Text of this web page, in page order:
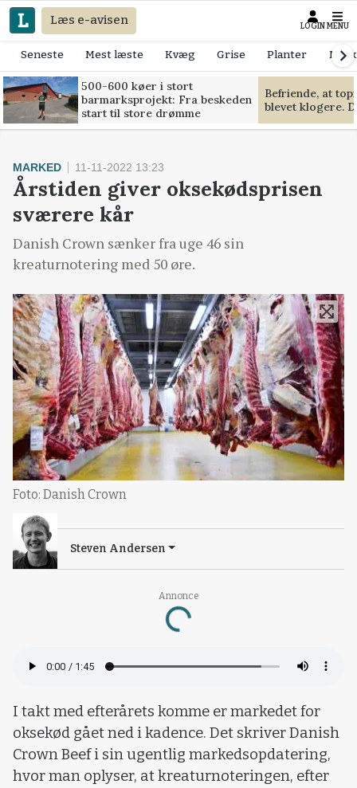
Læs e-avisen LOGIN MENU
Seneste Mest læste Kvæg Grise Planter
500-600 køer i stort
barmarksprojekt: Fra beskeden
start til store drømme
Befriende, at
blevet klogere.
Annonce
Loading...
MARKED 11-11-2022 13:23
Årstiden giver oksekødsprisen
sværere kår
Danish Crown sænker fra uge 46 sin
kreaturnotering med 50 øre.
Foto: Danish Crown
Steven Andersen
I takt med efterårets komme er markedet for
oksekød gået ned i kadence. Det skriver Danish
Crown Beef i sin ugentlig markedsopdatering,
hvor man oplyser, at kreaturnoteringen, efter